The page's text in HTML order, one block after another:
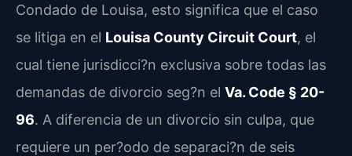
Condado de Louisa, esto significa que el caso
se litiga en el Louisa County Circuit Court, el
cual tiene jurisdicci?n exclusiva sobre todas las
demandas de divorcio seg?n el Va. Code § 20-
96. A diferencia de un divorcio sin culpa, que
requiere un per?odo de separaci?n de seis